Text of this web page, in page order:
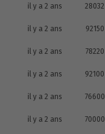
il y a 2 ans 28032
il y a 2 ans 92150
il y a 2 ans 78220
il y a 2 ans 92100
il y a 2 ans 76600
il y a 2 ans 70000